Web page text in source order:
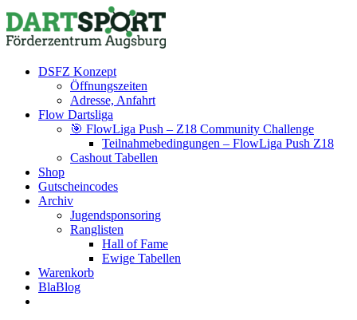
Zum
Inhalt
springen
Facebook
Instagram
YouTube
DSFZ Konzept
Öffnungszeiten
Adresse, Anfahrt
Flow Dartsliga
🎯 FlowLiga Push – Z18 Community Challenge
Teilnahmebedingungen – FlowLiga Push Z18
Cashout Tabellen
Shop
Gutscheincodes
Archiv
Jugendsponsoring
Ranglisten
Hall of Fame
Ewige Tabellen
Warenkorb
BlaBlog